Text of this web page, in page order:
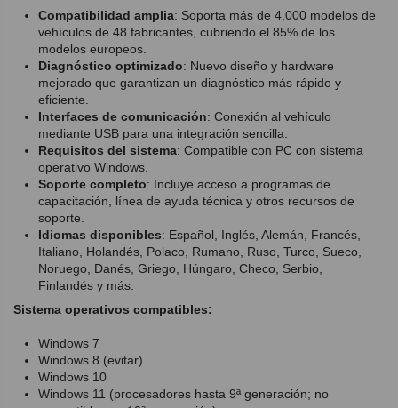
Compatibilidad amplia: Soporta más de 4,000 modelos de
vehículos de 48 fabricantes, cubriendo el 85% de los
modelos europeos.
Diagnóstico optimizado: Nuevo diseño y hardware
mejorado que garantizan un diagnóstico más rápido y
eficiente.
Interfaces de comunicación: Conexión al vehículo
mediante USB para una integración sencilla.
Requisitos del sistema: Compatible con PC con sistema
operativo Windows.
Soporte completo: Incluye acceso a programas de
capacitación, línea de ayuda técnica y otros recursos de
soporte.
Idiomas disponibles: Español, Inglés, Alemán, Francés,
Italiano, Holandés, Polaco, Rumano, Ruso, Turco, Sueco,
Noruego, Danés, Griego, Húngaro, Checo, Serbio,
Finlandés y más.
Sistema operativos compatibles:
Windows 7
Windows 8 (evitar)
Windows 10
Windows 11 (procesadores hasta 9ª generación; no